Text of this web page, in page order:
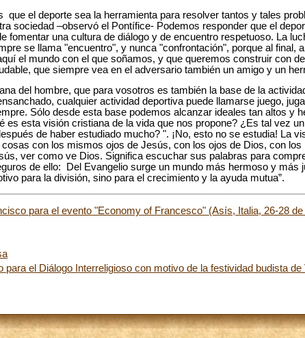
que el deporte sea la herramienta para resolver tantos y tales
sociedad –observó el Pontífice- Podemos responder que el
fomentar una cultura de diálogo y de encuentro respetuoso. La
se llama "encuentro", y nunca "confrontación", porque al final,
el mundo con el que soñamos, y que queremos construir con
que siempre vea en el adversario también un amigo y un
del hombre, que para vosotros es también la base de la
cualquier actividad deportiva puede llamarse juego,
Sólo desde esta base podemos alcanzar ideales tan altos y
es esta visión cristiana de la vida que nos propone? ¿Es tal vez
de haber estudiado mucho? ". ¡No, esto no se estudia! La
con los mismos ojos de Jesús, con los ojos de Dios, con
ver como ve Dios. Significa escuchar sus palabras para
de ello: Del Evangelio surge un mundo más hermoso y más
para la división, sino para el crecimiento y la ayuda mutua”.
para el evento "Economy of Francesco" (Asís, Italia, 26-28
para el Diálogo Interreligioso con motivo de la festividad budista